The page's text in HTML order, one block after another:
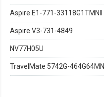
Aspire E1-771-33118G1TMNII
Aspire V3-731-4849
NV77H05U
TravelMate 5742G-464G64MN